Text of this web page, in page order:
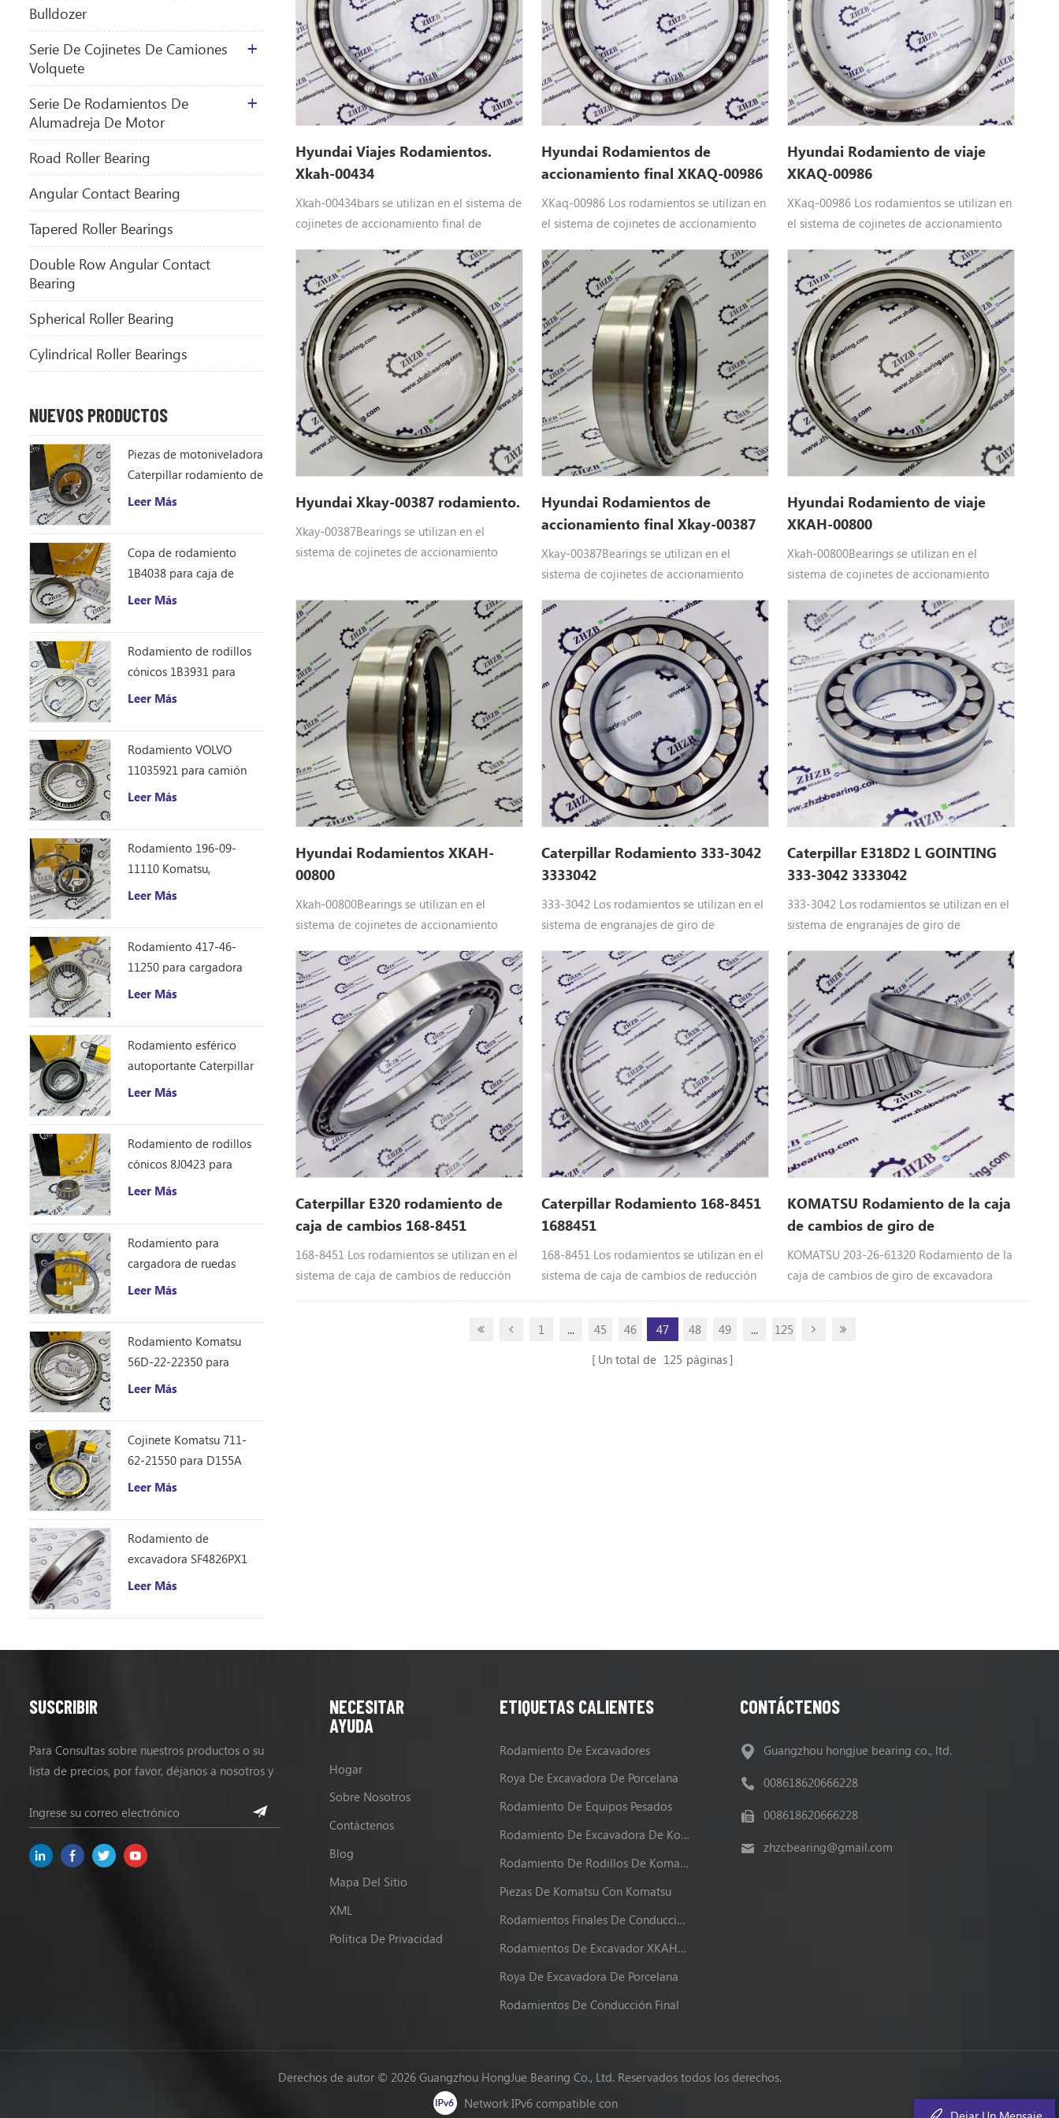
Hyundai Viajes Rodamientos.
Xkah-00434
Xkah-00434bars se utilizan en el sistema de
cojinetes de accionamiento final de
00434 Hyundai repuestos aplicar
paraR180LC7, R180LC7A, R210LC3H,
R210LC7, R210LC7A, R210LC7H, R250LC7,
R250LC7A, RC215C7, RC215C7H
Hyundai Rodamientos de
accionamiento final XKAQ-00986
XKaq-00986 Los rodamientos se utilizan en
el sistema de cojinetes de accionamiento
Equipo: XKaq-00986 Hyundai repuestos
aplicar paraR110-7, R110-7A, R140LC9,
R140LC9A, R140LC9S, R160LC9, R160LC9A,
R160LC9S, R180LC9, R180LC9A, R180LC9S,
R210LC7A, R210LC9, R210LC9BC,
R210LC9BH, R210LC9BH, R210LC9,
R220LC9A, R220NLC9A, R235LC9
Hyundai Rodamiento de viaje
XKAQ-00986
XKaq-00986 Los rodamientos se utilizan en
el sistema de cojinetes de accionamiento
Equipo: XKaq-00986 Hyundai repuestos
aplicar paraR110-7, R110-7A, R140LC9,
R140LC9A, R140LC9S, R160LC9, R160LC9A,
R160LC9S, R180LC9, R180LC9A, R180LC9S,
R210LC7A, R210LC9, R210LC9BC,
R210LC9BH, R210LC9BH, R210LC9,
R220LC9A, R220NLC9A, R235LC9
Hyundai Xkay-00387 rodamiento.
Xkay-00387Bearings se utilizan en el
sistema de cojinetes de accionamiento
aplicar paraR55-7, R55-7A, R55-9, R55-9A,
R55-9S, R60CR-9, R60CR-9A, R80-7, R80-
7A, R80CR-9, R80CR-9A, RD80-7
Hyundai Rodamientos de
accionamiento final Xkay-00387
Xkay-00387Bearings se utilizan en el
sistema de cojinetes de accionamiento
Equipo: Xkay-00387 Hyundai repuestos
aplicar paraR55-7, R55-7A, R55-9, R55-9A,
R55-9S, R60CR-9, R60CR-9A, R80-7, R80-
7A, R80CR-9, R80CR-9A, RD80-7
Hyundai Rodamiento de viaje
XKAH-00800
Xkah-00800Bearings se utilizan en el
sistema de cojinetes de accionamiento
Equipo: Xkah-00800 Hyundai repuestos
aplicar paraR55-7, R55-7A, R55-9, R55-9S,
R60CR-9, R60CR-9A
Hyundai Rodamientos XKAH-
00800
Xkah-00800Bearings se utilizan en el
sistema de cojinetes de accionamiento
Equipo: Xkah-00800 Hyundai repuestos
aplicar paraR55-7, R55-7A, R55-9, R55-9S,
R60CR-9, R60CR-9A
Caterpillar Rodamiento 333-3042
3333042
333-3042 Los rodamientos se utilizan en el
sistema de engranajes de giro de
Caterpillar Equipo: E315D L, E316E L, e318d
L, e318d2 l
Caterpillar E318D2 L GOINTING
333-3042 3333042
333-3042 Los rodamientos se utilizan en el
sistema de engranajes de giro de
Caterpillar Equipo: E315D L, E316E L, e318d
L, e318d2 l
Caterpillar E320 rodamiento de
caja de cambios 168-8451
1688451
168-8451 Los rodamientos se utilizan en el
sistema de caja de cambios de reducción
318D L, 319c, 319D, 319D L, 319d Ln, 320b,
Caterpillar Rodamiento 168-8451
1688451
168-8451 Los rodamientos se utilizan en el
sistema de caja de cambios de reducción
Caterpillar: 311c, 315c, 315D L, 318B, 318C,
318D L, 319c, 319D, 319D L, 319d Ln, 320b,
320c, 320c FM, 320c L, 320D, 320D FM,
KOMATSU Rodamiento de la caja
de cambios de giro de
excavadora 203-26-61320
KOMATSU 203-26-61320 Rodamiento de la
caja de cambios de giro de excavadora
reducción de caja de cambios de
1 ... 45 46 47 48 49 ...
125
Un total de 125 páginas
Bulldozer
Serie De Cojinetes De Camiones
Volquete
Serie De Rodamientos De
Alumadreja De Motor
​Road Roller Bearing
Angular Contact Bearing
Tapered Roller Bearings
Double Row Angular Contact
Bearing
Spherical Roller Bearing
Cylindrical Roller Bearings
NUEVOS PRODUCTOS
Piezas de motoniveladora
Caterpillar rodamiento de
rodillos cónicos 1B4043
ZHZB acero
Leer Más
Copa de rodamiento
1B4038 para caja de
engranajes del
de la motoniveladora
Leer Más
Rodamiento de rodillos
cónicos 1B3931 para
motoniveladora
140B repuestos
Leer Más
Rodamiento VOLVO
11035921 para camión
volquete articulado
Leer Más
Rodamiento 196-09-
11110 Komatsu,
repuestos para
Leer Más
Rodamiento 417-46-
11250 para cargadora
Komatsu WA150-6
Leer Más
Rodamiento esférico
autoportante Caterpillar
1401185
Leer Más
Rodamiento de rodillos
cónicos 8J0423 para
excavadora Caterpillar
Leer Más
Rodamiento para
cargadora de ruedas
Caterpillar 8S9076
Leer Más
Rodamiento Komatsu
56D-22-22350 para
camión volquete HM250
Leer Más
Cojinete Komatsu 711-
62-21550 para D155A
Leer Más
Rodamiento de
excavadora SF4826PX1
(240 * 310 * 33)
Leer Más
SUSCRIBIR
Para Consultas sobre nuestros productos o su
lista de precios, por favor, déjanos a nosotros y
NECESITAR
AYUDA
Hogar
Sobre Nosotros
Contáctenos
Blog
Mapa Del Sitio
XML
Política De Privacidad
ETIQUETAS CALIENTES
Rodamiento De Excavadores
Roya De Excavadora De Porcelana
Rodamiento De Equipos Pesados
Rodamiento De Excavadora De Komatsu
Rodamiento De Rodillos De Komatsu
Piezas De Komatsu Con Komatsu
Rodamientos Finales De Conducción XKAH-00340
Rodamientos De Excavador XKAH-00340
Roya De Excavadora De Porcelana
Rodamientos De Conducción Final
CONTÁCTENOS
Guangzhou hongjue bearing co., ltd.
008618620666228
008618620666228
zhzcbearing@gmail.com
Derechos de autor © 2026 Guangzhou HongJue Bearing Co., Ltd. Reservados todos los derechos.
Network IPv6 compatible con